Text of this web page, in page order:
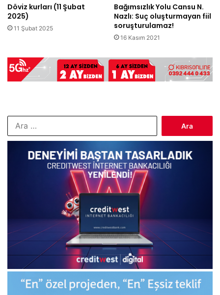
Döviz kurları (11 Şubat
2025)
11 Şubat 2025
Bağımsızlık Yolu Cansu N.
Nazlı: Suç oluşturmayan fiil
soruşturulamaz!
16 Kasım 2021